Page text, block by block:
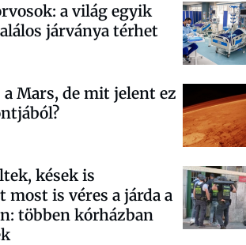
a világ egyik
járványa térhet
a Mars, de mit jelent ez
kések is
most is véres a járda a
többen kórházban